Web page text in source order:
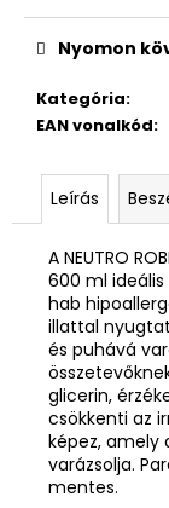
Kategória:
EAN vonalkód:
Nyomon
Leírás
A NEUTRO
600 ml
hab
illattal
és puhává
glicerin,
csökkenti az
képez, amely
varázsolja.
mentes.